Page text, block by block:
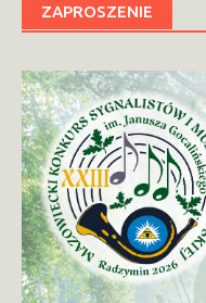
ZAPROSZENIE